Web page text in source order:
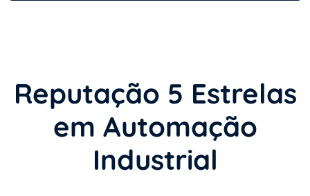
Reputação 5 Estrelas
em Automação
Industrial